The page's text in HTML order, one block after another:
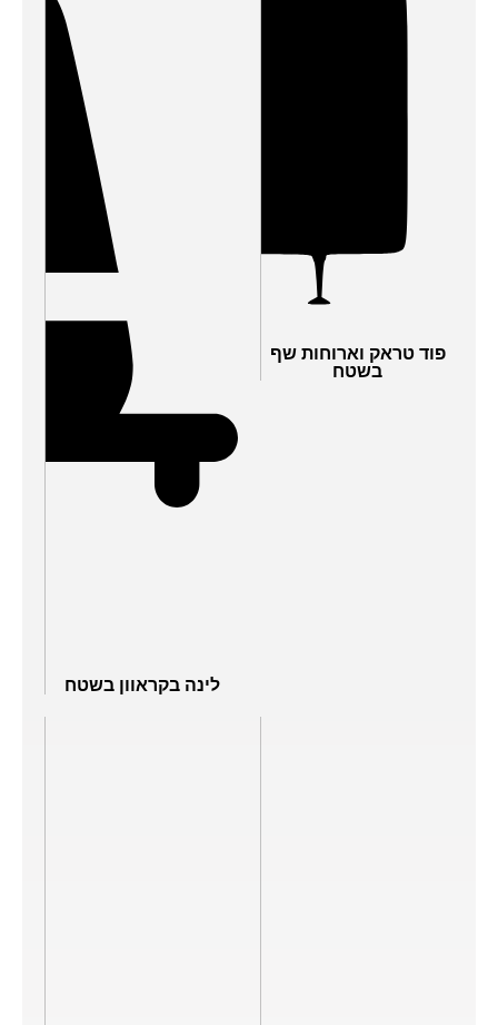
פוד טראק וארוחות שף
בשטח
לינה בקראוון בשטח